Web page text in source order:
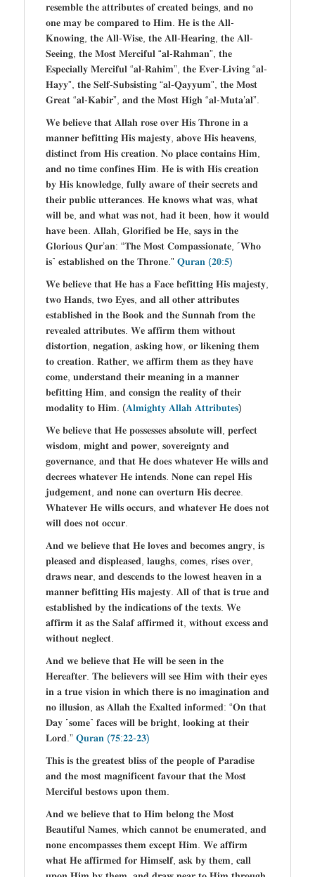
𝐫𝐞𝐬𝐞𝐦𝐛𝐥𝐞 𝐭𝐡𝐞 𝐚𝐭𝐭𝐫𝐢𝐛𝐮𝐭𝐞𝐬 𝐨𝐟 𝐜𝐫𝐞𝐚𝐭𝐞𝐝 𝐛𝐞𝐢𝐧𝐠𝐬, 𝐚𝐧𝐝 𝐧𝐨
𝐨𝐧𝐞 𝐦𝐚𝐲 𝐛𝐞 𝐜𝐨𝐦𝐩𝐚𝐫𝐞𝐝 𝐭𝐨 𝐇𝐢𝐦. 𝐇𝐞 𝐢𝐬 𝐭𝐡𝐞 𝐀𝐥𝐥-
𝐊𝐧𝐨𝐰𝐢𝐧𝐠, 𝐭𝐡𝐞 𝐀𝐥𝐥-𝐖𝐢𝐬𝐞, 𝐭𝐡𝐞 𝐀𝐥𝐥-𝐇𝐞𝐚𝐫𝐢𝐧𝐠, 𝐭𝐡𝐞 𝐀𝐥𝐥-
𝐒𝐞𝐞𝐢𝐧𝐠, 𝐭𝐡𝐞 𝐌𝐨𝐬𝐭 𝐌𝐞𝐫𝐜𝐢𝐟𝐮𝐥 “𝐚𝐥-𝐑𝐚𝐡𝐦𝐚𝐧”, 𝐭𝐡𝐞
𝐄𝐬𝐩𝐞𝐜𝐢𝐚𝐥𝐥𝐲 𝐌𝐞𝐫𝐜𝐢𝐟𝐮𝐥 “𝐚𝐥-𝐑𝐚𝐡𝐢𝐦”, 𝐭𝐡𝐞 𝐄𝐯𝐞𝐫-𝐋𝐢𝐯𝐢𝐧𝐠 “𝐚𝐥-
𝐇𝐚𝐲𝐲”, 𝐭𝐡𝐞 𝐒𝐞𝐥𝐟-𝐒𝐮𝐛𝐬𝐢𝐬𝐭𝐢𝐧𝐠 “𝐚𝐥-𝐐𝐚𝐲𝐲𝐮𝐦”, 𝐭𝐡𝐞 𝐌𝐨𝐬𝐭
𝐆𝐫𝐞𝐚𝐭 “𝐚𝐥-𝐊𝐚𝐛𝐢𝐫”, 𝐚𝐧𝐝 𝐭𝐡𝐞 𝐌𝐨𝐬𝐭 𝐇𝐢𝐠𝐡 “𝐚𝐥-𝐌𝐮𝐭𝐚’𝐚𝐥”.
𝐖𝐞 𝐛𝐞𝐥𝐢𝐞𝐯𝐞 𝐭𝐡𝐚𝐭 𝐀𝐥𝐥𝐚𝐡 𝐫𝐨𝐬𝐞 𝐨𝐯𝐞𝐫 𝐇𝐢𝐬 𝐓𝐡𝐫𝐨𝐧𝐞 𝐢𝐧 𝐚
𝐦𝐚𝐧𝐧𝐞𝐫 𝐛𝐞𝐟𝐢𝐭𝐭𝐢𝐧𝐠 𝐇𝐢𝐬 𝐦𝐚𝐣𝐞𝐬𝐭𝐲, 𝐚𝐛𝐨𝐯𝐞 𝐇𝐢𝐬 𝐡𝐞𝐚𝐯𝐞𝐧𝐬,
𝐝𝐢𝐬𝐭𝐢𝐧𝐜𝐭 𝐟𝐫𝐨𝐦 𝐇𝐢𝐬 𝐜𝐫𝐞𝐚𝐭𝐢𝐨𝐧. 𝐍𝐨 𝐩𝐥𝐚𝐜𝐞 𝐜𝐨𝐧𝐭𝐚𝐢𝐧𝐬 𝐇𝐢𝐦,
𝐚𝐧𝐝 𝐧𝐨 𝐭𝐢𝐦𝐞 𝐜𝐨𝐧𝐟𝐢𝐧𝐞𝐬 𝐇𝐢𝐦. 𝐇𝐞 𝐢𝐬 𝐰𝐢𝐭𝐡 𝐇𝐢𝐬 𝐜𝐫𝐞𝐚𝐭𝐢𝐨𝐧
𝐛𝐲 𝐇𝐢𝐬 𝐤𝐧𝐨𝐰𝐥𝐞𝐝𝐠𝐞, 𝐟𝐮𝐥𝐥𝐲 𝐚𝐰𝐚𝐫𝐞 𝐨𝐟 𝐭𝐡𝐞𝐢𝐫 𝐬𝐞𝐜𝐫𝐞𝐭𝐬 𝐚𝐧𝐝
𝐭𝐡𝐞𝐢𝐫 𝐩𝐮𝐛𝐥𝐢𝐜 𝐮𝐭𝐭𝐞𝐫𝐚𝐧𝐜𝐞𝐬. 𝐇𝐞 𝐤𝐧𝐨𝐰𝐬 𝐰𝐡𝐚𝐭 𝐰𝐚𝐬, 𝐰𝐡𝐚𝐭
𝐰𝐢𝐥𝐥 𝐛𝐞, 𝐚𝐧𝐝 𝐰𝐡𝐚𝐭 𝐰𝐚𝐬 𝐧𝐨𝐭, 𝐡𝐚𝐝 𝐢𝐭 𝐛𝐞𝐞𝐧, 𝐡𝐨𝐰 𝐢𝐭 𝐰𝐨𝐮𝐥𝐝
𝐡𝐚𝐯𝐞 𝐛𝐞𝐞𝐧. 𝐀𝐥𝐥𝐚𝐡, 𝐆𝐥𝐨𝐫𝐢𝐟𝐢𝐞𝐝 𝐛𝐞 𝐇𝐞, 𝐬𝐚𝐲𝐬 𝐢𝐧 𝐭𝐡𝐞
𝐆𝐥𝐨𝐫𝐢𝐨𝐮𝐬 𝐐𝐮𝐫’𝐚𝐧: “𝐓𝐡𝐞 𝐌𝐨𝐬𝐭 𝐂𝐨𝐦𝐩𝐚𝐬𝐬𝐢𝐨𝐧𝐚𝐭𝐞, ˹𝐖𝐡𝐨
𝐢𝐬˺ 𝐞𝐬𝐭𝐚𝐛𝐥𝐢𝐬𝐡𝐞𝐝 𝐨𝐧 𝐭𝐡𝐞 𝐓𝐡𝐫𝐨𝐧𝐞.” 𝐐𝐮𝐫𝐚𝐧 (𝟐𝟎:𝟓)
𝐖𝐞 𝐛𝐞𝐥𝐢𝐞𝐯𝐞 𝐭𝐡𝐚𝐭 𝐇𝐞 𝐡𝐚𝐬 𝐚 𝐅𝐚𝐜𝐞 𝐛𝐞𝐟𝐢𝐭𝐭𝐢𝐧𝐠 𝐇𝐢𝐬 𝐦𝐚𝐣𝐞𝐬𝐭𝐲,
𝐭𝐰𝐨 𝐇𝐚𝐧𝐝𝐬, 𝐭𝐰𝐨 𝐄𝐲𝐞𝐬, 𝐚𝐧𝐝 𝐚𝐥𝐥 𝐨𝐭𝐡𝐞𝐫 𝐚𝐭𝐭𝐫𝐢𝐛𝐮𝐭𝐞𝐬
𝐞𝐬𝐭𝐚𝐛𝐥𝐢𝐬𝐡𝐞𝐝 𝐢𝐧 𝐭𝐡𝐞 𝐁𝐨𝐨𝐤 𝐚𝐧𝐝 𝐭𝐡𝐞 𝐒𝐮𝐧𝐧𝐚𝐡 𝐟𝐫𝐨𝐦 𝐭𝐡𝐞
𝐫𝐞𝐯𝐞𝐚𝐥𝐞𝐝 𝐚𝐭𝐭𝐫𝐢𝐛𝐮𝐭𝐞𝐬. 𝐖𝐞 𝐚𝐟𝐟𝐢𝐫𝐦 𝐭𝐡𝐞𝐦 𝐰𝐢𝐭𝐡𝐨𝐮𝐭
𝐝𝐢𝐬𝐭𝐨𝐫𝐭𝐢𝐨𝐧, 𝐧𝐞𝐠𝐚𝐭𝐢𝐨𝐧, 𝐚𝐬𝐤𝐢𝐧𝐠 𝐡𝐨𝐰, 𝐨𝐫 𝐥𝐢𝐤𝐞𝐧𝐢𝐧𝐠 𝐭𝐡𝐞𝐦
𝐭𝐨 𝐜𝐫𝐞𝐚𝐭𝐢𝐨𝐧. 𝐑𝐚𝐭𝐡𝐞𝐫, 𝐰𝐞 𝐚𝐟𝐟𝐢𝐫𝐦 𝐭𝐡𝐞𝐦 𝐚𝐬 𝐭𝐡𝐞𝐲 𝐡𝐚𝐯𝐞
𝐜𝐨𝐦𝐞, 𝐮𝐧𝐝𝐞𝐫𝐬𝐭𝐚𝐧𝐝 𝐭𝐡𝐞𝐢𝐫 𝐦𝐞𝐚𝐧𝐢𝐧𝐠 𝐢𝐧 𝐚 𝐦𝐚𝐧𝐧𝐞𝐫
𝐛𝐞𝐟𝐢𝐭𝐭𝐢𝐧𝐠 𝐇𝐢𝐦, 𝐚𝐧𝐝 𝐜𝐨𝐧𝐬𝐢𝐠𝐧 𝐭𝐡𝐞 𝐫𝐞𝐚𝐥𝐢𝐭𝐲 𝐨𝐟 𝐭𝐡𝐞𝐢𝐫
𝐦𝐨𝐝𝐚𝐥𝐢𝐭𝐲 𝐭𝐨 𝐇𝐢𝐦. (𝐀𝐥𝐦𝐢𝐠𝐡𝐭𝐲 𝐀𝐥𝐥𝐚𝐡 𝐀𝐭𝐭𝐫𝐢𝐛𝐮𝐭𝐞𝐬)
𝐖𝐞 𝐛𝐞𝐥𝐢𝐞𝐯𝐞 𝐭𝐡𝐚𝐭 𝐇𝐞 𝐩𝐨𝐬𝐬𝐞𝐬𝐬𝐞𝐬 𝐚𝐛𝐬𝐨𝐥𝐮𝐭𝐞 𝐰𝐢𝐥𝐥, 𝐩𝐞𝐫𝐟𝐞𝐜𝐭
𝐰𝐢𝐬𝐝𝐨𝐦, 𝐦𝐢𝐠𝐡𝐭 𝐚𝐧𝐝 𝐩𝐨𝐰𝐞𝐫, 𝐬𝐨𝐯𝐞𝐫𝐞𝐢𝐠𝐧𝐭𝐲 𝐚𝐧𝐝
𝐠𝐨𝐯𝐞𝐫𝐧𝐚𝐧𝐜𝐞, 𝐚𝐧𝐝 𝐭𝐡𝐚𝐭 𝐇𝐞 𝐝𝐨𝐞𝐬 𝐰𝐡𝐚𝐭𝐞𝐯𝐞𝐫 𝐇𝐞 𝐰𝐢𝐥𝐥𝐬 𝐚𝐧𝐝
𝐝𝐞𝐜𝐫𝐞𝐞𝐬 𝐰𝐡𝐚𝐭𝐞𝐯𝐞𝐫 𝐇𝐞 𝐢𝐧𝐭𝐞𝐧𝐝𝐬. 𝐍𝐨𝐧𝐞 𝐜𝐚𝐧 𝐫𝐞𝐩𝐞𝐥 𝐇𝐢𝐬
𝐣𝐮𝐝𝐠𝐞𝐦𝐞𝐧𝐭, 𝐚𝐧𝐝 𝐧𝐨𝐧𝐞 𝐜𝐚𝐧 𝐨𝐯𝐞𝐫𝐭𝐮𝐫𝐧 𝐇𝐢𝐬 𝐝𝐞𝐜𝐫𝐞𝐞.
𝐖𝐡𝐚𝐭𝐞𝐯𝐞𝐫 𝐇𝐞 𝐰𝐢𝐥𝐥𝐬 𝐨𝐜𝐜𝐮𝐫𝐬, 𝐚𝐧𝐝 𝐰𝐡𝐚𝐭𝐞𝐯𝐞𝐫 𝐇𝐞 𝐝𝐨𝐞𝐬 𝐧𝐨𝐭
𝐰𝐢𝐥𝐥 𝐝𝐨𝐞𝐬 𝐧𝐨𝐭 𝐨𝐜𝐜𝐮𝐫.
𝐀𝐧𝐝 𝐰𝐞 𝐛𝐞𝐥𝐢𝐞𝐯𝐞 𝐭𝐡𝐚𝐭 𝐇𝐞 𝐥𝐨𝐯𝐞𝐬 𝐚𝐧𝐝 𝐛𝐞𝐜𝐨𝐦𝐞𝐬 𝐚𝐧𝐠𝐫𝐲, 𝐢𝐬
𝐩𝐥𝐞𝐚𝐬𝐞𝐝 𝐚𝐧𝐝 𝐝𝐢𝐬𝐩𝐥𝐞𝐚𝐬𝐞𝐝, 𝐥𝐚𝐮𝐠𝐡𝐬, 𝐜𝐨𝐦𝐞𝐬, 𝐫𝐢𝐬𝐞𝐬 𝐨𝐯𝐞𝐫,
𝐝𝐫𝐚𝐰𝐬 𝐧𝐞𝐚𝐫, 𝐚𝐧𝐝 𝐝𝐞𝐬𝐜𝐞𝐧𝐝𝐬 𝐭𝐨 𝐭𝐡𝐞 𝐥𝐨𝐰𝐞𝐬𝐭 𝐡𝐞𝐚𝐯𝐞𝐧 𝐢𝐧 𝐚
𝐦𝐚𝐧𝐧𝐞𝐫 𝐛𝐞𝐟𝐢𝐭𝐭𝐢𝐧𝐠 𝐇𝐢𝐬 𝐦𝐚𝐣𝐞𝐬𝐭𝐲. 𝐀𝐥𝐥 𝐨𝐟 𝐭𝐡𝐚𝐭 𝐢𝐬 𝐭𝐫𝐮𝐞 𝐚𝐧𝐝
𝐞𝐬𝐭𝐚𝐛𝐥𝐢𝐬𝐡𝐞𝐝 𝐛𝐲 𝐭𝐡𝐞 𝐢𝐧𝐝𝐢𝐜𝐚𝐭𝐢𝐨𝐧𝐬 𝐨𝐟 𝐭𝐡𝐞 𝐭𝐞𝐱𝐭𝐬. 𝐖𝐞
𝐚𝐟𝐟𝐢𝐫𝐦 𝐢𝐭 𝐚𝐬 𝐭𝐡𝐞 𝐒𝐚𝐥𝐚𝐟 𝐚𝐟𝐟𝐢𝐫𝐦𝐞𝐝 𝐢𝐭, 𝐰𝐢𝐭𝐡𝐨𝐮𝐭 𝐞𝐱𝐜𝐞𝐬𝐬 𝐚𝐧𝐝
𝐰𝐢𝐭𝐡𝐨𝐮𝐭 𝐧𝐞𝐠𝐥𝐞𝐜𝐭.
𝐀𝐧𝐝 𝐰𝐞 𝐛𝐞𝐥𝐢𝐞𝐯𝐞 𝐭𝐡𝐚𝐭 𝐇𝐞 𝐰𝐢𝐥𝐥 𝐛𝐞 𝐬𝐞𝐞𝐧 𝐢𝐧 𝐭𝐡𝐞
𝐇𝐞𝐫𝐞𝐚𝐟𝐭𝐞𝐫. 𝐓𝐡𝐞 𝐛𝐞𝐥𝐢𝐞𝐯𝐞𝐫𝐬 𝐰𝐢𝐥𝐥 𝐬𝐞𝐞 𝐇𝐢𝐦 𝐰𝐢𝐭𝐡 𝐭𝐡𝐞𝐢𝐫 𝐞𝐲𝐞𝐬
𝐢𝐧 𝐚 𝐭𝐫𝐮𝐞 𝐯𝐢𝐬𝐢𝐨𝐧 𝐢𝐧 𝐰𝐡𝐢𝐜𝐡 𝐭𝐡𝐞𝐫𝐞 𝐢𝐬 𝐧𝐨 𝐢𝐦𝐚𝐠𝐢𝐧𝐚𝐭𝐢𝐨𝐧 𝐚𝐧𝐝
𝐧𝐨 𝐢𝐥𝐥𝐮𝐬𝐢𝐨𝐧, 𝐚𝐬 𝐀𝐥𝐥𝐚𝐡 𝐭𝐡𝐞 𝐄𝐱𝐚𝐥𝐭𝐞𝐝 𝐢𝐧𝐟𝐨𝐫𝐦𝐞𝐝: “𝐎𝐧 𝐭𝐡𝐚𝐭
𝐃𝐚𝐲 ˹𝐬𝐨𝐦𝐞˺ 𝐟𝐚𝐜𝐞𝐬 𝐰𝐢𝐥𝐥 𝐛𝐞 𝐛𝐫𝐢𝐠𝐡𝐭, 𝐥𝐨𝐨𝐤𝐢𝐧𝐠 𝐚𝐭 𝐭𝐡𝐞𝐢𝐫
𝐋𝐨𝐫𝐝.” 𝐐𝐮𝐫𝐚𝐧 (𝟕𝟓:𝟐𝟐-𝟐𝟑)
𝐓𝐡𝐢𝐬 𝐢𝐬 𝐭𝐡𝐞 𝐠𝐫𝐞𝐚𝐭𝐞𝐬𝐭 𝐛𝐥𝐢𝐬𝐬 𝐨𝐟 𝐭𝐡𝐞 𝐩𝐞𝐨𝐩𝐥𝐞 𝐨𝐟 𝐏𝐚𝐫𝐚𝐝𝐢𝐬𝐞
𝐚𝐧𝐝 𝐭𝐡𝐞 𝐦𝐨𝐬𝐭 𝐦𝐚𝐠𝐧𝐢𝐟𝐢𝐜𝐞𝐧𝐭 𝐟𝐚𝐯𝐨𝐮𝐫 𝐭𝐡𝐚𝐭 𝐭𝐡𝐞 𝐌𝐨𝐬𝐭
𝐌𝐞𝐫𝐜𝐢𝐟𝐮𝐥 𝐛𝐞𝐬𝐭𝐨𝐰𝐬 𝐮𝐩𝐨𝐧 𝐭𝐡𝐞𝐦.
𝐀𝐧𝐝 𝐰𝐞 𝐛𝐞𝐥𝐢𝐞𝐯𝐞 𝐭𝐡𝐚𝐭 𝐭𝐨 𝐇𝐢𝐦 𝐛𝐞𝐥𝐨𝐧𝐠 𝐭𝐡𝐞 𝐌𝐨𝐬𝐭
𝐁𝐞𝐚𝐮𝐭𝐢𝐟𝐮𝐥 𝐍𝐚𝐦𝐞𝐬, 𝐰𝐡𝐢𝐜𝐡 𝐜𝐚𝐧𝐧𝐨𝐭 𝐛𝐞 𝐞𝐧𝐮𝐦𝐞𝐫𝐚𝐭𝐞𝐝, 𝐚𝐧𝐝
𝐧𝐨𝐧𝐞 𝐞𝐧𝐜𝐨𝐦𝐩𝐚𝐬𝐬𝐞𝐬 𝐭𝐡𝐞𝐦 𝐞𝐱𝐜𝐞𝐩𝐭 𝐇𝐢𝐦. 𝐖𝐞 𝐚𝐟𝐟𝐢𝐫𝐦
𝐰𝐡𝐚𝐭 𝐇𝐞 𝐚𝐟𝐟𝐢𝐫𝐦𝐞𝐝 𝐟𝐨𝐫 𝐇𝐢𝐦𝐬𝐞𝐥𝐟, 𝐚𝐬𝐤 𝐛𝐲 𝐭𝐡𝐞𝐦, 𝐜𝐚𝐥𝐥